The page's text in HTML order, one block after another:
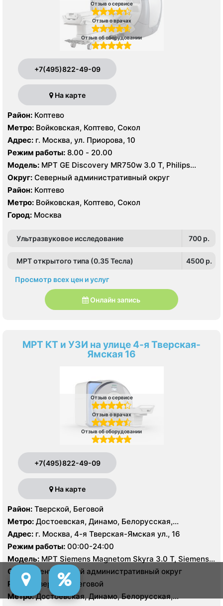
Отзыв о сервисе
Отзыв о врачах
Отзыв об оборудовании
+7(495)822-49-09
На карте
Район: Коптево
Метро: Войковская, Коптево, Сокол
Адрес: г. Москва, ул. Приорова, 10
Режим работы: 8.00 - 20.00
Модель: МРТ GE Discovery MR750w 3.0 T, Philips
Ingenia 1.5 Т, GE Signa Ovation HDx 0.35T, КТ Philips
Ingenuity Elite 128 срезов, GE LightSpeed 64 среза,
Siemens SOMATOM Emotion 16 срезов
Округ: Северный административный округ
Район: Коптево
Метро: Войковская, Коптево, Сокол
Город: Москва
Ультразвуковое исследование 700 p.
МРТ открытого типа (0.35 Тесла) 4500 p.
Просмотр всех цен и услуг
Онлайн запись
МРТ КТ и УЗИ на улице 4-я Тверская-
Ямская 16
Отзыв о сервисе
Отзыв о врачах
Отзыв об оборудовании
+7(495)822-49-09
На карте
Район: Тверской, Беговой
Метро: Достоевская, Динамо, Белорусская,
Маяковская, Менделеевская, Новослободская,
Пушкинская, Савеловская, Тверская, Трубная,
Чеховская
Адрес: г. Москва, 4-я Тверская-Ямская ул., 16
Режим работы: 00:00-24:00
Модель: МРТ Siemens Magnetom Skyra 3.0 Т, Siemens
Magnetom Aera 1.5 Т, GE Brivo MR 355 1.5 Т, КТ GE
Revolution CT ES 256 срезов, Siemens Somatom
Definition AS 128 срезов, УЗИ PHILIPS EPIQ 7, GE Logiq
9, Hitachi-Aloka Prosound Alpha7, GE LOGIQ S7
Округ:
Центральный административный округ
Район:
Тверской, Беговой
Метро:Достоевская, Динамо, Белорусская,